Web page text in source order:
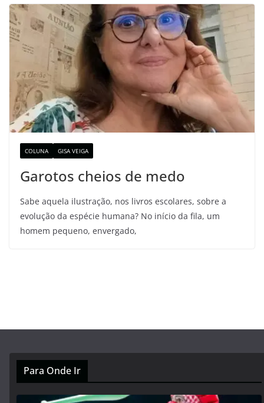
COLUNA GISA VEIGA
Garotos cheios de medo
Sabe aquela ilustração, nos livros escolares, sobre a
evolução da espécie humana? No início da fila, um
homem pequeno, envergado,
Para Onde Ir